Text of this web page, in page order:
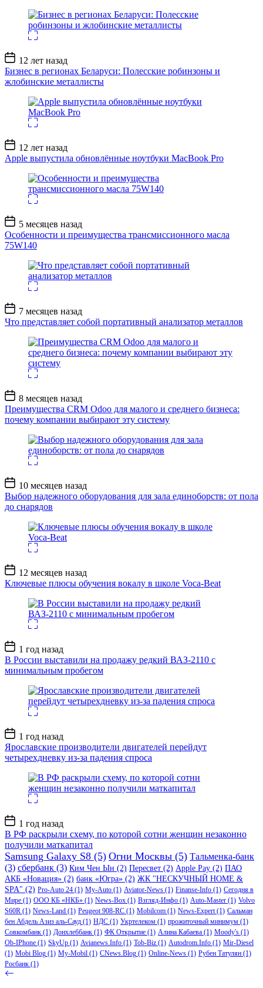
Дата
записи
12 лет назад
Бизнес в регионах Беларуси: Полесские робинзоны и
жлобинские металлисты
Дата
записи
12 лет назад
Apple выпустила обновлённые ноутбуки MacBook Pro
Дата
записи
5 месяцев назад
Особенности и преимущества трансмиссионного масла
75W140
Дата
записи
7 месяцев назад
Что представляет собой портативный анализатор металлов
Дата
записи
8 месяцев назад
Преимущества CRM Odoo для малого и среднего бизнеса:
почему компании выбирают эту систему
Дата
записи
10 месяцев назад
Выбор надежного оборудования для зала единоборств: от пола
до снарядов
Дата
записи
12 месяцев назад
Ключевые плюсы обучения вокалу в школе Voca-Beat
Дата
записи
1 год назад
В России выставили на продажу редкий ВАЗ-2110 с
минимальным пробегом
Дата
записи
1 год назад
Ярославские производители двигателей перейдут
четырехдневку из-за падения спроса
Дата
записи
1 год назад
В РФ раскрыли схему, по которой сотни женщин незаконно
получили маткапитал
Samsung Galaxy S8 (5) Огни Москвы (5) Тальменка-банк
(3) сбербанк (3) Ким Чен Ын (2) Пересвет (2) Apple Pay (2) ПАО
АКБ «Новация» (2) банк «Югра» (2) ЖК "НЕСКУЧНЫЙ HOME &
SPA" (2) Pro-Auto 24 (1) My-Auto (1) Aviator-News (1) Finanse-Info (1) Сегодня в
Мире (1) ООО КБ «НКБ» (1) News-Box (1) Взгляд-Инфо (1) Auto-Master (1) Volvo
S60R (1) News-Land (1) Peugeot 908-RC (1) Mobilcom (1) News-Expert(1) Сальман
бен Абдель Азиз аль-Сауд (1) НДС (1) Укртелеком (1) прожиточный минимум (1)
Совкомбанк (1) Донхлеббанк (1) ФК Открытие (1) Алина Кабаева (1) Moody's (1)
Ob-IPhone (1) SkyUp (1) Avianews.Info (1) Tob-Biz (1) Autodrom.Info (1) Mir-Diesel
(1) Mobi Blog (1) My-Mobil (1) CNews.Blog (1) Online-News (1) Рубен Татулян (1)
Росбанк (1)